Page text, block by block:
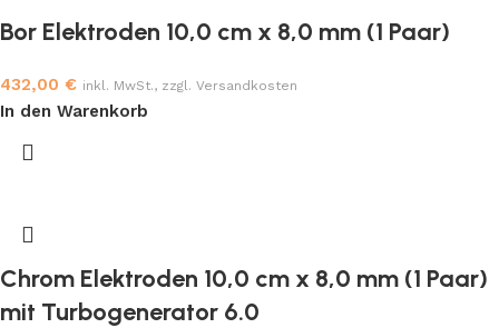
Bor Elektroden 10,0 cm x 8,0 mm (1 Paar)
432,00 € inkl. MwSt., zzgl. Versandkosten
In den Warenkorb
Chrom Elektroden 10,0 cm x 8,0 mm (1 Paar)
mit Turbogenerator 6.0